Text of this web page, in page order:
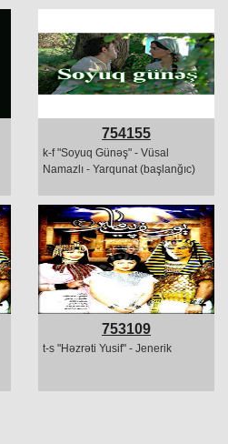
754155
k-f "Soyuq Günəş" - Vüsal
Namazlı - Yarqunat (başlanğıc)
753109
t-s "Həzrəti Yusif" - Jenerik